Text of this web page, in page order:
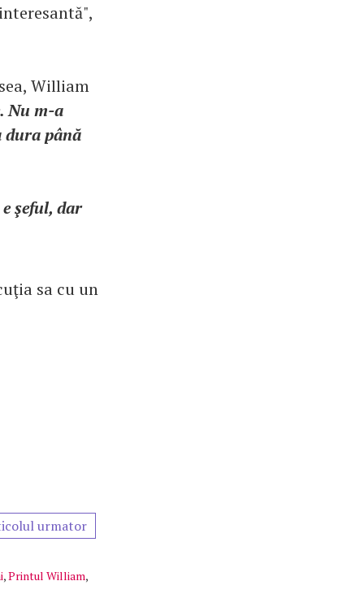
William
Nu m-a
dura până
şeful, dar
sa cu un
urmator
,Printul William,